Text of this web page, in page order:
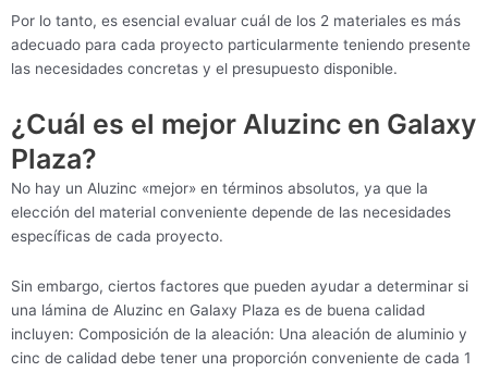
Por lo tanto, es esencial evaluar cuál de los 2 materiales es más
adecuado para cada proyecto particularmente teniendo presente
las necesidades concretas y el presupuesto disponible.
¿Cuál es el mejor Aluzinc en Galaxy
Plaza?
No hay un Aluzinc «mejor» en términos absolutos, ya que la
elección del material conveniente depende de las necesidades
específicas de cada proyecto.
Sin embargo, ciertos factores que pueden ayudar a determinar si
una lámina de Aluzinc en Galaxy Plaza es de buena calidad
incluyen: Composición de la aleación: Una aleación de aluminio y
cinc de calidad debe tener una proporción conveniente de cada 1